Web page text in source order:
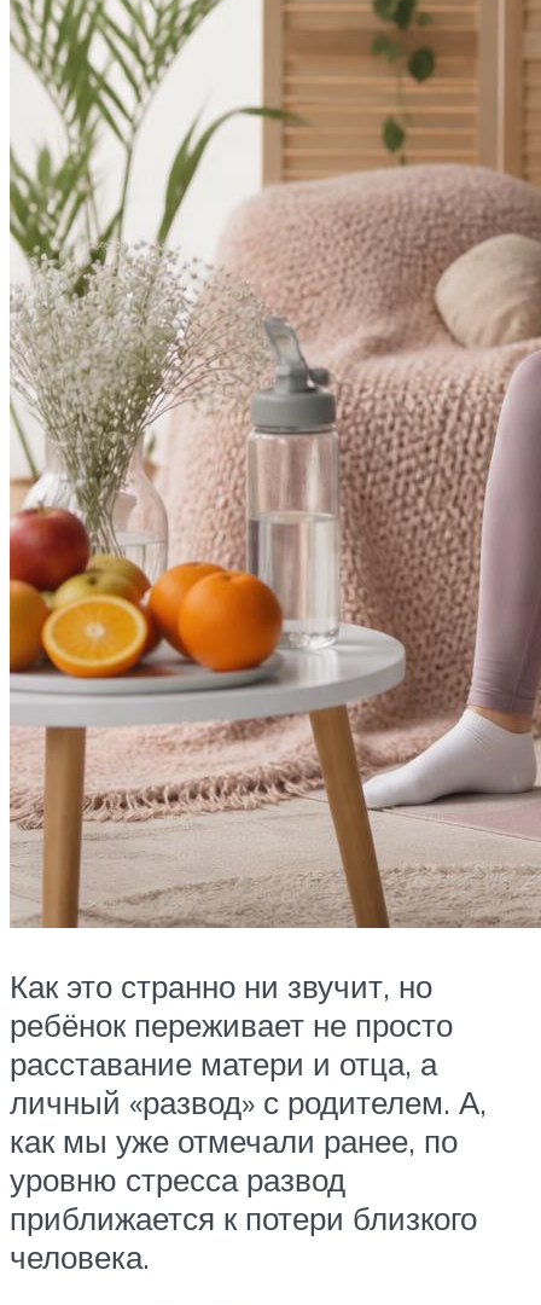
Как это странно ни звучит, но
ребёнок переживает не просто
расставание матери и отца, а
личный «развод» с родителем. А,
как мы уже отмечали ранее, по
уровню стресса развод
приближается к потери близкого
человека.